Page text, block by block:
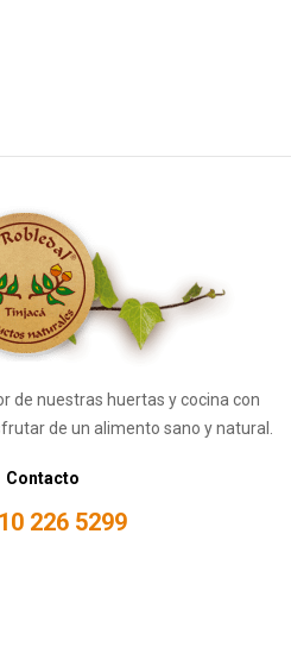
de nuestras huertas y cocina con
de un alimento sano y natural.
Contacto
226 5299